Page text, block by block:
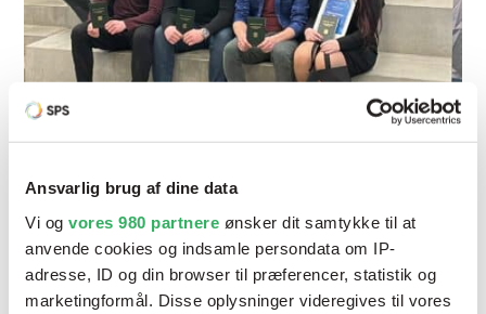
Ansvarlig brug af dine data
Vi og vores 980 partnere ønsker dit samtykke til at
anvende cookies og indsamle persondata om IP-
adresse, ID og din browser til præferencer, statistik og
marketingformål. Disse oplysninger videregives til vores
Fredag d. 16-2-2024 blev
malerfaget beriget med 15